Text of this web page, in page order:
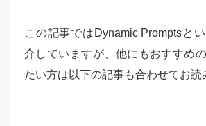
この記事ではDynamic Promptsと
介していますが、他にもおすすめ
たい方は以下の記事も合わせてお読